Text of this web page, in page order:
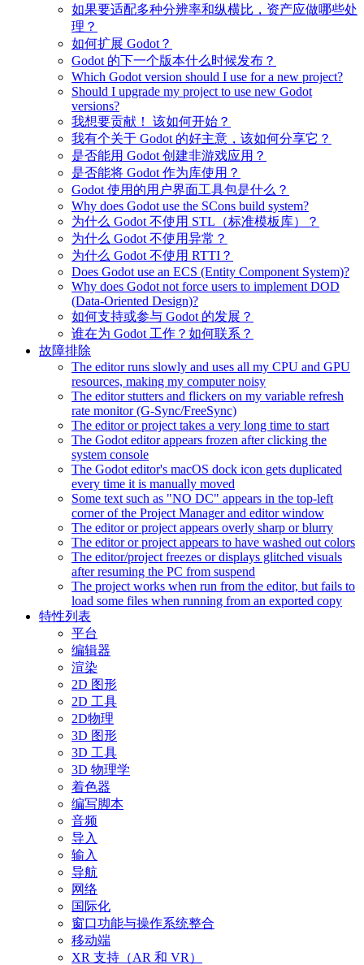
如果要适配多种分辨率和纵横比，资产应做哪些处
理？
如何扩展 Godot？
Godot 的下一个版本什么时候发布？
Which Godot version should I use for a new project?
Should I upgrade my project to use new Godot
versions?
我想要贡献！ 该如何开始？
我有个关于 Godot 的好主意，该如何分享它？
是否能用 Godot 创建非游戏应用？
是否能将 Godot 作为库使用？
Godot 使用的用户界面工具包是什么？
Why does Godot use the SCons build system?
为什么 Godot 不使用 STL（标准模板库）？
为什么 Godot 不使用异常？
为什么 Godot 不使用 RTTI？
Does Godot use an ECS (Entity Component System)?
Why does Godot not force users to implement DOD
(Data-Oriented Design)?
如何支持或参与 Godot 的发展？
谁在为 Godot 工作？如何联系？
故障排除
The editor runs slowly and uses all my CPU and GPU
resources, making my computer noisy
The editor stutters and flickers on my variable refresh
rate monitor (G-Sync/FreeSync)
The editor or project takes a very long time to start
The Godot editor appears frozen after clicking the
system console
The Godot editor's macOS dock icon gets duplicated
every time it is manually moved
Some text such as "NO DC" appears in the top-left
corner of the Project Manager and editor window
The editor or project appears overly sharp or blurry
The editor or project appears to have washed out colors
The editor/project freezes or displays glitched visuals
after resuming the PC from suspend
The project works when run from the editor, but fails to
load some files when running from an exported copy
特性列表
平台
编辑器
渲染
2D 图形
2D 工具
2D物理
3D 图形
3D 工具
3D 物理学
着色器
编写脚本
音频
导入
输入
导航
网络
国际化
窗口功能与操作系统整合
移动端
XR 支持（AR 和 VR）